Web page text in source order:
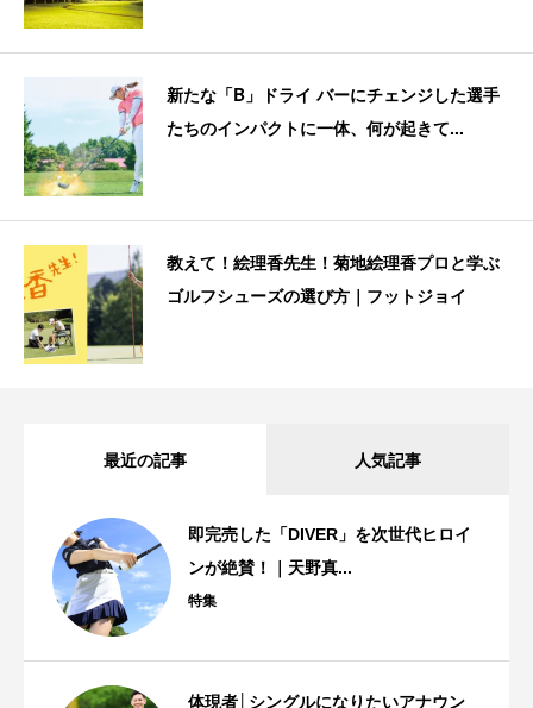
新たな「B」ドライ バーにチェンジした選手
たちのインパクトに一体、何が起きて...
教えて！絵理香先生！菊地絵理香プロと学ぶ
ゴルフシューズの選び方｜フットジョイ
最近の記事 人気記事
即完売した「DIVER」を次世代ヒロイ
ンが絶賛！｜天野真...
特集
体現者│シングルになりたいアナウン